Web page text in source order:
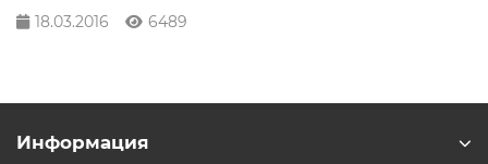
18.03.2016 6489
Информация